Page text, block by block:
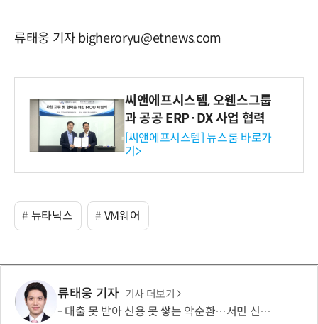
류태웅 기자 bigheroryu@etnews.com
씨앤에프시스템, 오웬스그룹
과 공공 ERP·DX 사업 협력
[씨앤에프시스템] 뉴스룸 바로가
기>
뉴타닉스 VM웨어
류태웅 기자 기사 더보기
대출 못 받아 신용 못 쌓는 악순환…서민 신용평가 사각지대 메운다